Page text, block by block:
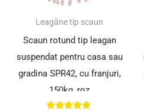
Leagăne tip scaun
Scaun rotund tip leagan
suspendat pentru casa sau
gradina SPR42, cu franjuri,
150kg, roz